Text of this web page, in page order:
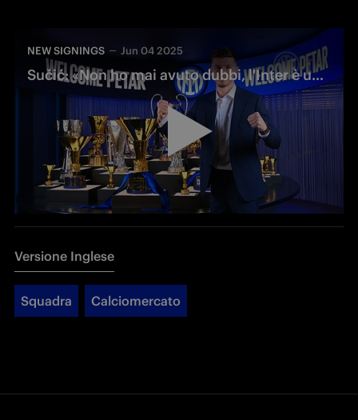
NEW SIGNINGS Jun 04 2025
Sučić: «Non ho mai avuto dubbi, l'Inter è uno dei Club più grandi d'Europa»
Versione Inglese
Squadra Calciomercato